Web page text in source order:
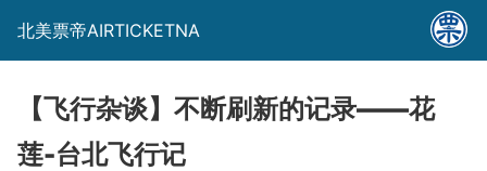
北美票帝AIRTICKETNA
【飞行杂谈】不断刷新的记录——花
莲-台北飞行记